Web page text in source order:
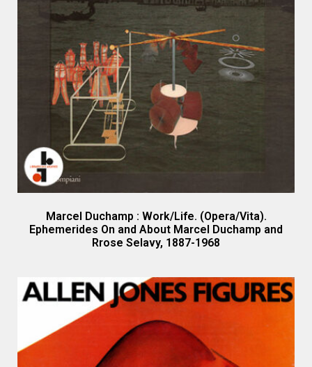
Marcel Duchamp : Work/Life. (Opera/Vita).
Ephemerides On and About Marcel Duchamp and
Rrose Selavy, 1887-1968